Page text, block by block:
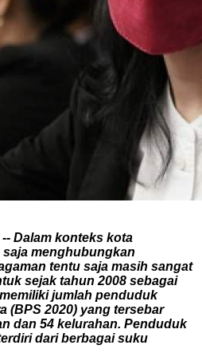
Dalam konteks kota
saja menghubungkan
tentu saja masih sangat
sejak tahun 2008 sebagai
jumlah penduduk
(BPS 2020) yang tersebar
dan 54 kelurahan. Penduduk
dari berbagai suku